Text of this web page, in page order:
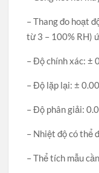
– Thang đo hoạt
từ 3 – 100% RH)
– Độ chính xác: ±
– Độ lặp lại: ±
– Độ phân giải:
– Nhiệt độ có thể
– Thể tích mẫu